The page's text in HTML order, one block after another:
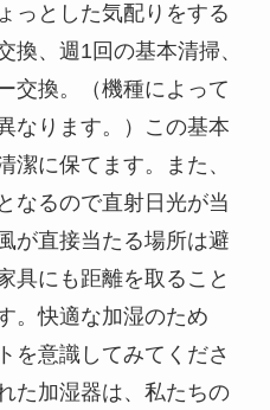
っとした気配りをする
換、週1回の基本清掃、
交換。（機種によって
なります。）この基本
潔に保てます。また、
なるので直射日光が当
が直接当たる場所は避
具にも距離を取ること
。快適な加湿のため
を意識してみてくださ
た加湿器は、私たちの